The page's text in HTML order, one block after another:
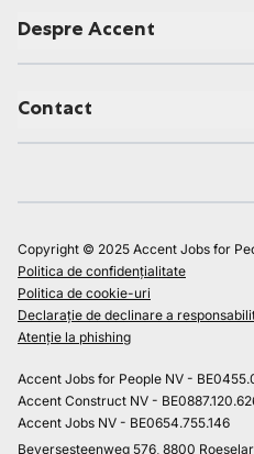
Despre Accent
Contact
Copyright © 2025 Accent Jobs for
Politica de confidențialitate
Politica de cookie-uri
Declarație de declinare a
Atenție la phishing
Accent Jobs for People NV -
Accent Construct NV -
Accent Jobs NV - BE0654.755.146
Beversesteenweg 576, 8800